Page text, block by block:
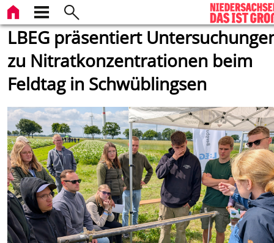
LBEG präsentiert
zu Nitratkonzentrationen beim
Feldtag in Schwüblingsen